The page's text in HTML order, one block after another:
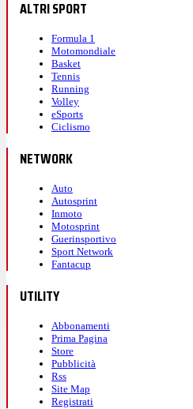
ALTRI SPORT
Formula 1
Motomondiale
Basket
Tennis
Running
Volley
eSports
Ciclismo
NETWORK
Auto
Autosprint
Inmoto
Motosprint
Guerinsportivo
Sport Network
Fantacup
UTILITY
Abbonamenti
Prima Pagina
Store
Pubblicità
Rss
Site Map
Registrati